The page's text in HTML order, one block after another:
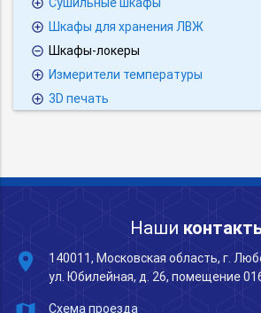
Шкафы для хранения ЛВЖ
Шкафы-локеры
Измерители температуры
3D печать
Наши
place
140011, Московская область, г.
ул. Юбилейная, д. 26, помещение
Схема проезда